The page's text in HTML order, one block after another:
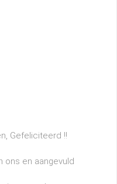
Gefeliciteerd !!
ons en aangevuld